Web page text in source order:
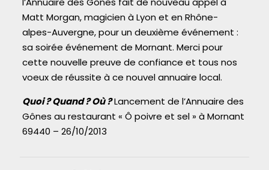
Matt Morgan, magicien à Lyon et en Rhône-
alpes-Auvergne, pour un deuxième événement :
sa soirée événement de Mornant. Merci pour
cette nouvelle preuve de confiance et tous nos
voeux de réussite à ce nouvel annuaire local.
Quoi ? Quand ? Où ?Lancement de l’Annuaire des
Gônes au restaurant « Ô poivre et sel » à Mornant
69440 – 26/10/2013